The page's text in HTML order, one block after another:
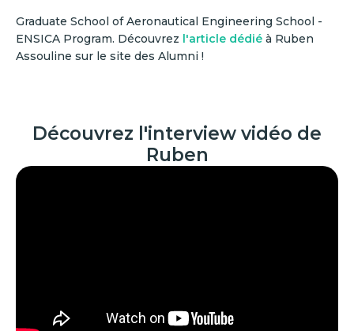
Graduate School of Aeronautical Engineering School -
ENSICA Program. Découvrez l'article dédié à Ruben
Assouline sur le site des Alumni !
Découvrez l'interview vidéo de
Ruben